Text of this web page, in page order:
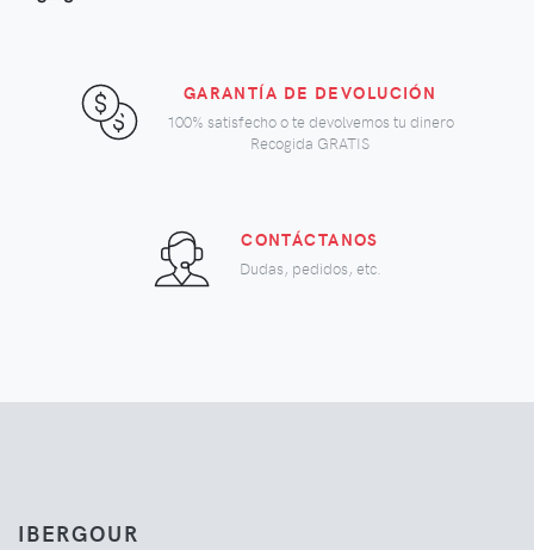
GARANTÍA DE DEVOLUCIÓN
100% satisfecho o te devolvemos tu dinero
Recogida GRATIS
CONTÁCTANOS
Dudas, pedidos, etc.
IBERGOUR